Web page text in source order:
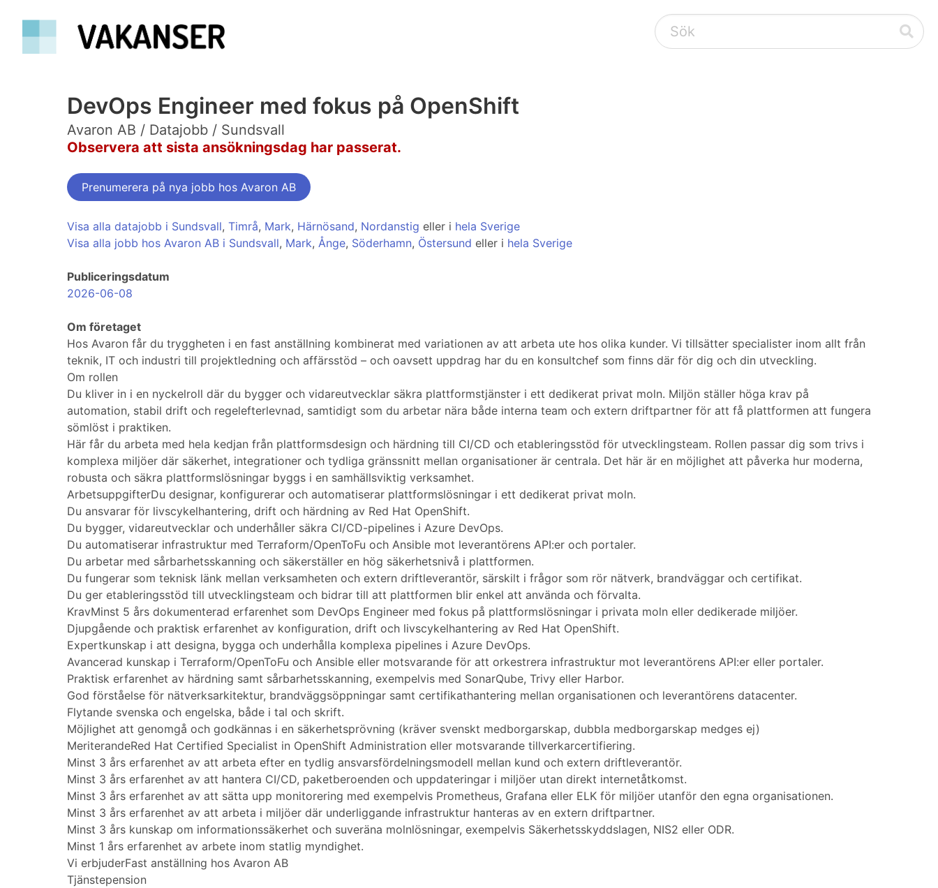
DevOps Engineer med fokus på OpenShift
Avaron AB / Datajobb / Sundsvall
Observera att sista ansökningsdag har passerat.
Prenumerera på nya jobb hos Avaron AB
Visa alla datajobb i Sundsvall, Timrå, Mark, Härnösand, Nordanstig eller i hela Sverige
Visa alla jobb hos Avaron AB i Sundsvall, Mark, Ånge, Söderhamn, Östersund eller i hela Sverige
Publiceringsdatum
2026-06-08
Om företaget
Hos Avaron får du tryggheten i en fast anställning kombinerat med variationen av att arbeta ute hos olika kunder. Vi tillsätter specialister inom allt från
teknik, IT och industri till projektledning och affärsstöd – och oavsett uppdrag har du en konsultchef som finns där för dig och din utveckling.
Om rollen
Du kliver in i en nyckelroll där du bygger och vidareutvecklar säkra plattformstjänster i ett dedikerat privat moln. Miljön ställer höga krav på
automation, stabil drift och regelefterlevnad, samtidigt som du arbetar nära både interna team och extern driftpartner för att få plattformen att fungera
sömlöst i praktiken.
Här får du arbeta med hela kedjan från plattformsdesign och härdning till CI/CD och etableringsstöd för utvecklingsteam. Rollen passar dig som trivs i
komplexa miljöer där säkerhet, integrationer och tydliga gränssnitt mellan organisationer är centrala. Det här är en möjlighet att påverka hur moderna,
robusta och säkra plattformslösningar byggs i en samhällsviktig verksamhet.
ArbetsuppgifterDu designar, konfigurerar och automatiserar plattformslösningar i ett dedikerat privat moln.
Du ansvarar för livscykelhantering, drift och härdning av Red Hat OpenShift.
Du bygger, vidareutvecklar och underhåller säkra CI/CD-pipelines i Azure DevOps.
Du automatiserar infrastruktur med Terraform/OpenToFu och Ansible mot leverantörens API:er och portaler.
Du arbetar med sårbarhetsskanning och säkerställer en hög säkerhetsnivå i plattformen.
Du fungerar som teknisk länk mellan verksamheten och extern driftleverantör, särskilt i frågor som rör nätverk, brandväggar och certifikat.
Du ger etableringsstöd till utvecklingsteam och bidrar till att plattformen blir enkel att använda och förvalta.
KravMinst 5 års dokumenterad erfarenhet som DevOps Engineer med fokus på plattformslösningar i privata moln eller dedikerade miljöer.
Djupgående och praktisk erfarenhet av konfiguration, drift och livscykelhantering av Red Hat OpenShift.
Expertkunskap i att designa, bygga och underhålla komplexa pipelines i Azure DevOps.
Avancerad kunskap i Terraform/OpenToFu och Ansible eller motsvarande för att orkestrera infrastruktur mot leverantörens API:er eller portaler.
Praktisk erfarenhet av härdning samt sårbarhetsskanning, exempelvis med SonarQube, Trivy eller Harbor.
God förståelse för nätverksarkitektur, brandväggsöppningar samt certifikathantering mellan organisationen och leverantörens datacenter.
Flytande svenska och engelska, både i tal och skrift.
Möjlighet att genomgå och godkännas i en säkerhetsprövning (kräver svenskt medborgarskap, dubbla medborgarskap medges ej)
MeriterandeRed Hat Certified Specialist in OpenShift Administration eller motsvarande tillverkarcertifiering.
Minst 3 års erfarenhet av att arbeta efter en tydlig ansvarsfördelningsmodell mellan kund och extern driftleverantör.
Minst 3 års erfarenhet av att hantera CI/CD, paketberoenden och uppdateringar i miljöer utan direkt internetåtkomst.
Minst 3 års erfarenhet av att sätta upp monitorering med exempelvis Prometheus, Grafana eller ELK för miljöer utanför den egna organisationen.
Minst 3 års erfarenhet av att arbeta i miljöer där underliggande infrastruktur hanteras av en extern driftpartner.
Minst 3 års kunskap om informationssäkerhet och suveräna molnlösningar, exempelvis Säkerhetsskyddslagen, NIS2 eller ODR.
Minst 1 års erfarenhet av arbete inom statlig myndighet.
Vi erbjuderFast anställning hos Avaron AB
Tjänstepension